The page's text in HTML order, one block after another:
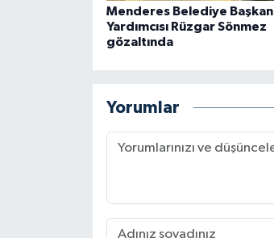
Menderes Belediye Başkan
Yardımcısı Rüzgar Sönmez
gözaltında
Yorumlar